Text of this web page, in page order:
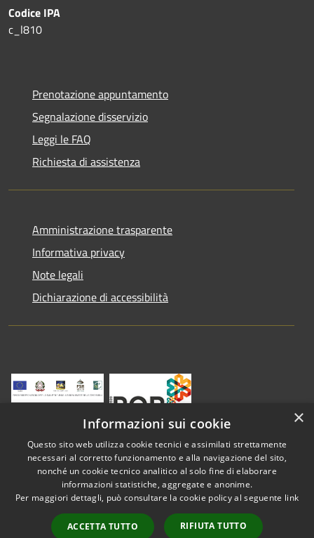
Codice IPA
c_l810
Prenotazione appuntamento
Segnalazione disservizio
Leggi le FAQ
Richiesta di assistenza
Amministrazione trasparente
Informativa privacy
Note legali
Dichiarazione di accessibilità
Accessibilità
Copyright © 2026 • Comune di
Vestenanova • Powered by
Municipium•
Accesso
×
Informazioni sui cookie
Questo sito web utilizza cookie tecnici e assimilati strettamente
necessari al corretto funzionamento e alla navigazione del sito,
nonché un cookie tecnico analitico al solo fine di elaborare
informazioni statistiche, aggregate e anonime.
Per maggiori dettagli, può consultare la cookie policy al seguente link
ACCETTA TUTTO RIFIUTA TUTTO